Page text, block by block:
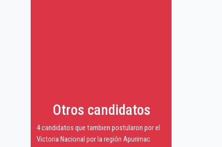
Otros candidatos
4 candidatos que tambien postularon por el
Victoria Nacional por la región Apurimac